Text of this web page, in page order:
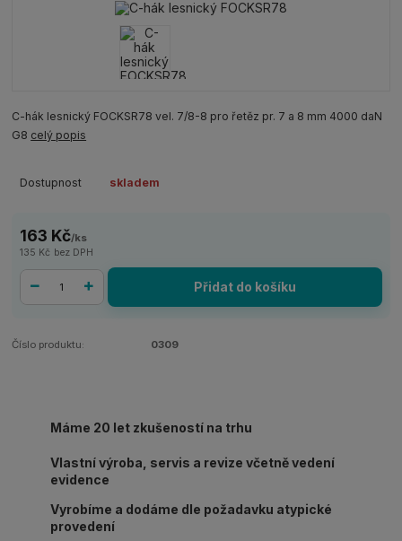
C-hák lesnický FOCKSR78 vel. 7/8-8 pro řetěz pr. 7 a 8 mm 4000 daN
G8 celý popis
Dostupnost skladem
163 Kč/ks
135 Kč bez DPH
Přidat do košíku
Číslo produktu: 0309
Máme 20 let zkušeností na trhu
Vlastní výroba, servis a revize včetně vedení
evidence
Vyrobíme a dodáme dle požadavku atypické
provedení